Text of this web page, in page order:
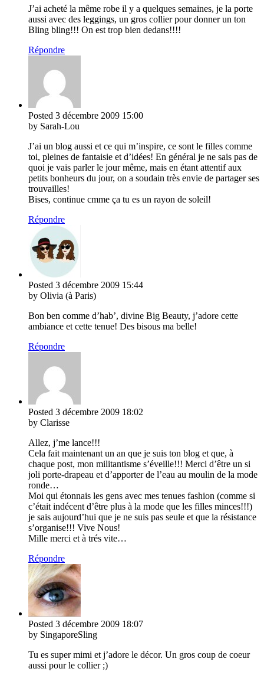
J’ai acheté la même robe il y a quelques semaines, je la porte
aussi avec des leggings, un gros collier pour donner un ton
Bling bling!!! On est trop bien dedans!!!!
Répondre
Posted 3 décembre 2009 15:00
by Sarah-Lou
J’ai un blog aussi et ce qui m’inspire, ce sont le filles comme
toi, pleines de fantaisie et d’idées! En général je ne sais pas de
quoi je vais parler le jour même, mais en étant attentif aux
petits bonheurs du jour, on a soudain très envie de partager ses
trouvailles!
Bises, continue cmme ça tu es un rayon de soleil!
Répondre
Posted 3 décembre 2009 15:44
by Olivia (à Paris)
Bon ben comme d’hab’, divine Big Beauty, j’adore cette
ambiance et cette tenue! Des bisous ma belle!
Répondre
Posted 3 décembre 2009 18:02
by Clarisse
Allez, j’me lance!!!
Cela fait maintenant un an que je suis ton blog et que, à
chaque post, mon militantisme s’éveille!!! Merci d’être un si
joli porte-drapeau et d’apporter de l’eau au moulin de la mode
ronde…
Moi qui étonnais les gens avec mes tenues fashion (comme si
c’était indécent d’être plus à la mode que les filles minces!!!)
je sais aujourd’hui que je ne suis pas seule et que la résistance
s’organise!!! Vive Nous!
Mille merci et à trés vite…
Répondre
Posted 3 décembre 2009 18:07
by SingaporeSling
Tu es super mimi et j’adore le décor. Un gros coup de coeur
aussi pour le collier ;)